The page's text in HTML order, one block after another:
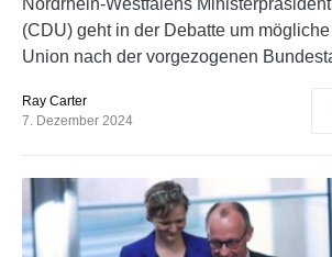
Nordrhein-Westfalens
(CDU) geht in der Debatte um
Union nach der vorgezogenen
Ray Carter
7. Dezember 2024